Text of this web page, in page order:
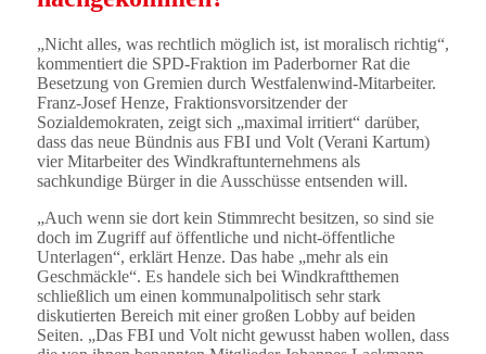
„Nicht alles, was rechtlich möglich ist, ist moralisch richtig“,
kommentiert die SPD-Fraktion im Paderborner Rat die
Besetzung von Gremien durch Westfalenwind-Mitarbeiter.
Franz-Josef Henze, Fraktionsvorsitzender der
Sozialdemokraten, zeigt sich „maximal irritiert“ darüber,
dass das neue Bündnis aus FBI und Volt (Verani Kartum)
vier Mitarbeiter des Windkraftunternehmens als
sachkundige Bürger in die Ausschüsse entsenden will.
„Auch wenn sie dort kein Stimmrecht besitzen, so sind sie
doch im Zugriff auf öffentliche und nicht-öffentliche
Unterlagen“, erklärt Henze. Das habe „mehr als ein
Geschmäckle“. Es handele sich bei Windkraftthemen
schließlich um einen kommunalpolitisch sehr stark
diskutierten Bereich mit einer großen Lobby auf beiden
Seiten. „Das FBI und Volt nicht gewusst haben wollen, dass